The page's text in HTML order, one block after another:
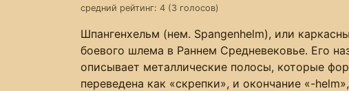
средний рейтинг: 4 (3 голосов)
Шпангенхельм (нем. Spangenhelm), или
боевого шлема в Раннем Средневековье. Его
описывает металлические полосы, которые
переведена как «скрепки», и окончание «-